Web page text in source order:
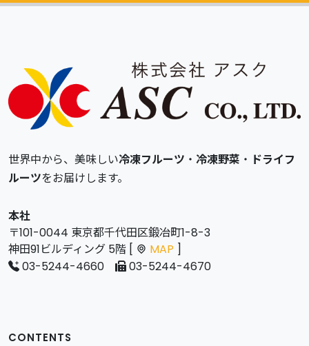
カタログ無料請求
世界中から、美味しい冷凍フルーツ ・ 冷凍野菜 ・ ドライフ
ルーツをお届けします。
本社
〒101-0044 東京都千代田区鍛冶町1-8-3
神田91ビルディング 5階 [
MAP ]
03-5244-4660
03-5244-4670
CONTENTS